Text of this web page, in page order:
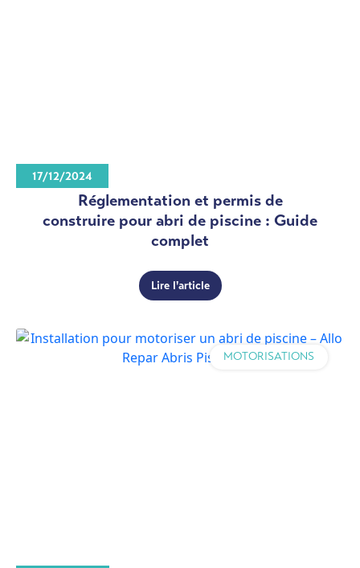
Réglementation et permis de
construire pour abri de piscine : Guide
complet
Lire l'article
17/12/2024
MOTORISATIONS